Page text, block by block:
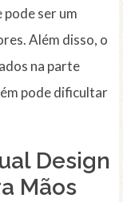
ser um
Além disso, o
na parte
pode dificultar
Design
Mãos